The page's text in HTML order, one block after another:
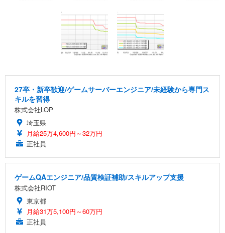
27卒・新卒歓迎/ゲームサーバーエンジニア/未経験から専門ス
キルを習得
株式会社LOP
埼玉県
月給25万4,600円～32万円
正社員
ゲームQAエンジニア/品質検証補助/スキルアップ支援
株式会社RIOT
東京都
月給31万5,100円～60万円
正社員